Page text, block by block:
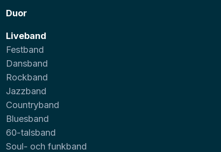
Duor
Liveband
Festband
Dansband
Rockband
Jazzband
Countryband
Bluesband
60-talsband
Soul- och funkband